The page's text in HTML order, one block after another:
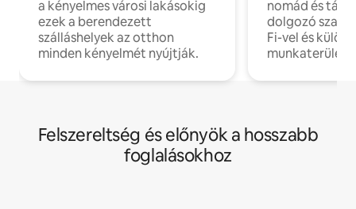
a kényelmes városi lakásokig
ezek a berendezett
szálláshelyek az otthon
minden kényelmét nyújtják.
nomád és
dolgozó
Fi-vel és külön
Felszereltség és előnyök a hosszabb
foglalásokhoz